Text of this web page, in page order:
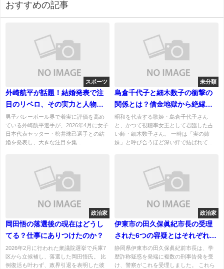
おすすめの記事
スポーツ
外崎航平が話題！結婚発表で注
目のリベロ、その実力と人物像
とは？
男子バレーボール界で着実に評価を高め
ている外崎航平選手が、2026年4月に女子
日本代表セッター・松井珠己選手との結
婚を発表し、大きな注目を集...
未分類
島倉千代子と細木数子の衝撃の
関係とは？借金地獄から絶縁ま
で「確執の真相」を徹底解剖！
昭和を代表する歌姫・島倉千代子さん
と、かつて視聴率女王として君臨した占
い師・細木数子さん。 一時は「実の姉
妹」と呼び合うほど深い絆で結ばれて...
政治家
岡田悟の落選後の現在はどうし
てる？仕事にありつけたのか？
2026年2月に行われた衆議院選挙で兵庫7
区から立候補し、落選した岡田悟氏。 比
例復活も叶わず、政界引退を表明した彼
政治家
伊東市の田久保眞紀市長の受理
された6つの容疑とはそれぞれな
に？捜査の行方は？
静岡県伊東市の田久保眞紀前市長は、学
歴詐称疑惑を発端に複数の刑事告発を受
け、警察がこれを受理しました。 これら